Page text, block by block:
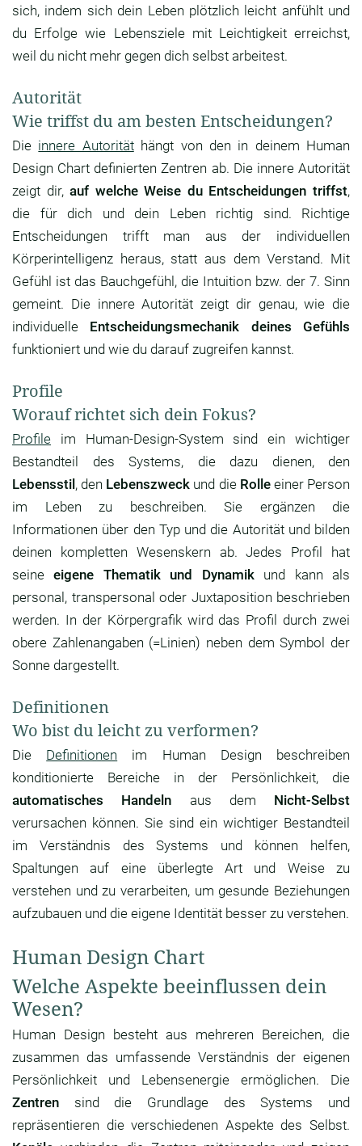
sich, indem sich dein Leben plötzlich leicht anfühlt und
du Erfolge wie Lebensziele mit Leichtigkeit erreichst,
weil du nicht mehr gegen dich selbst arbeitest.
Autorität
Wie triffst du am besten Entscheidungen?
Die innere Autoritäthängt von den in deinem Human
Design Chart definierten Zentren ab. Die innere Autorität
zeigt dir,auf welche Weise du Entscheidungen triffst,
die für dich und dein Leben richtig sind. Richtige
Entscheidungen trifft man aus der individuellen
Körperintelligenz heraus, statt aus dem Verstand. Mit
Gefühl ist das Bauchgefühl, die Intuition bzw. der 7. Sinn
gemeint. Die innere Autorität zeigt dir genau, wie die
individuelle Entscheidungsmechanik deines Gefühls
funktioniert und wie du darauf zugreifen kannst.
Profile
Worauf richtet sich dein Fokus?
Profile im Human-Design-System sind ein wichtiger
Bestandteil des Systems, die dazu dienen, den
Lebensstil , den Lebenszweck und die Rolleeiner Person
im Leben zu beschreiben. Sie ergänzen die
Informationen über den Typ und die Autorität und bilden
deinen kompletten Wesenskern ab. Jedes Profil hat
seineeigene Thematik und Dynamikund kann als
personal, transpersonal oder Juxtaposition beschrieben
werden. In der Körpergrafik wird das Profil durch zwei
obere Zahlenangaben (=Linien) neben dem Symbol der
Sonne dargestellt.
Definitionen
Wo bist du leicht zu verformen?
Die Definitionen im Human Design beschreiben
konditionierte Bereiche in der Persönlichkeit, die
automatisches Handeln aus dem Nicht-Selbst
verursachen können. Sie sind ein wichtiger Bestandteil
im Verständnis des Systems und können helfen,
Spaltungen auf eine überlegte Art und Weise zu
verstehen und zu verarbeiten, um gesunde Beziehungen
aufzubauen und die eigene Identität besser zu verstehen.
Human Design Chart
Welche Aspekte beeinflussen dein
Wesen?
Human Design besteht aus mehreren Bereichen, die
zusammen das umfassende Verständnis der eigenen
Persönlichkeit und Lebensenergie ermöglichen. Die
Zentren sind die Grundlage des Systems und
repräsentieren die verschiedenen Aspekte des Selbst.